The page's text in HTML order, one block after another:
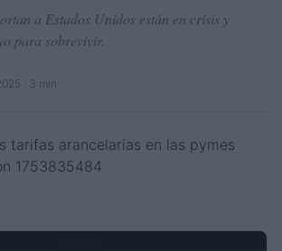
a Estados Unidos están en crisis y
para sobrevivir.
· 3 min